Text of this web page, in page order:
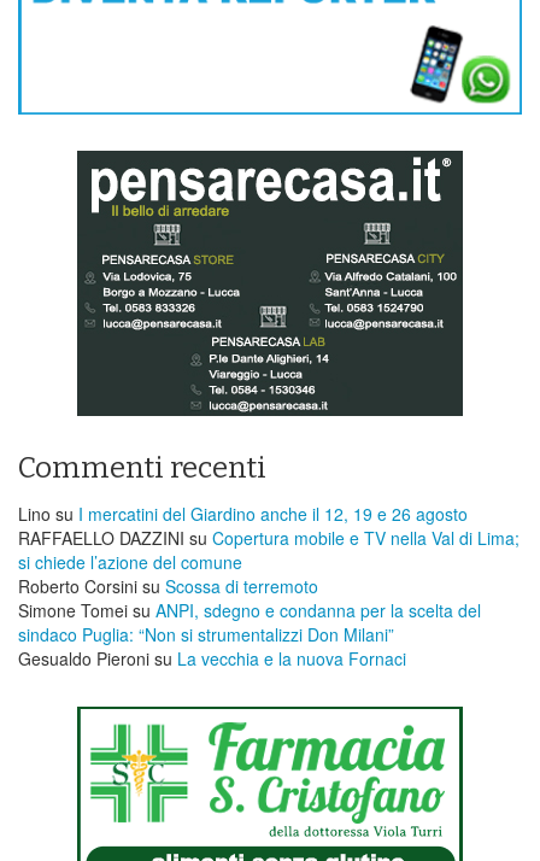
Commenti recenti
Lino su I mercatini del Giardino anche il 12, 19 e 26 agosto
RAFFAELLO DAZZINI su ​Copertura mobile e TV nella Val di Lima;
si chiede l’azione del comune
Roberto Corsini su Scossa di terremoto
Simone Tomei su ANPI, sdegno e condanna per la scelta del
sindaco Puglia: “Non si strumentalizzi Don Milani”
Gesualdo Pieroni su La vecchia e la nuova Fornaci